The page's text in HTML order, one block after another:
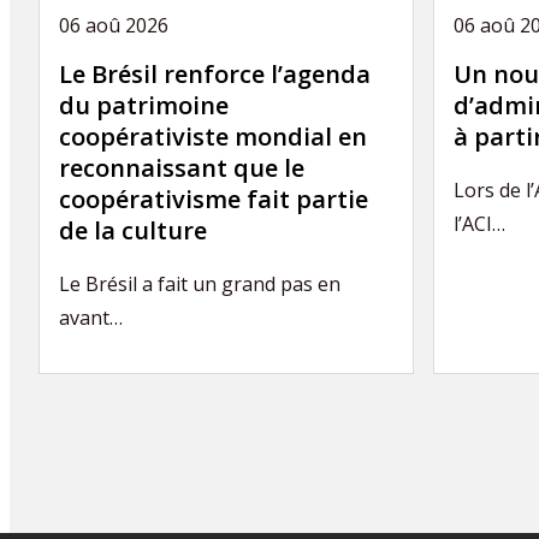
06 aoû 2026
Le Brésil renforce l’agenda
du patrimoine
coopérativiste mondial en
reconnaissant que le
coopérativisme fait partie
de la culture
Le Brésil a fait un grand pas en
avant…
06 aoû
Un
à
Lors de
l’ACI…